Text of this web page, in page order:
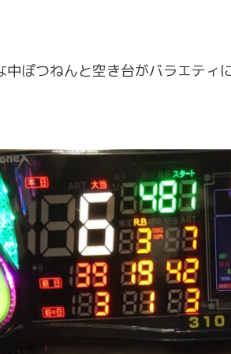
中ぽつねんと空き台がバラエティ